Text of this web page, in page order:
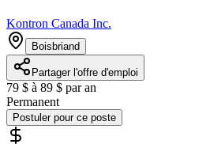
Kontron Canada Inc.
Boisbriand
Partager l'offre d'emploi
79 $ à 89 $ par an
Permanent
Postuler pour ce poste